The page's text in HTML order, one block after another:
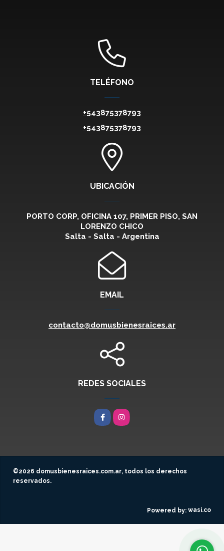
TELÉFONO
+543875378793
+543875378793
UBICACIÓN
PORTO CORP, OFICINA 107, PRIMER PISO, SAN
LORENZO CHICO
Salta - Salta - Argentina
EMAIL
contacto@domusbienesraices.ar
REDES SOCIALES
FacebookInstagram
©2026 domusbienesraices.com.ar, todos los derechos
reservados.
Powered by: wasi.co